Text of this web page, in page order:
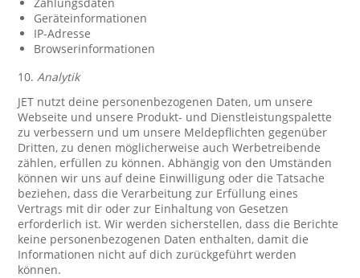
Geräteinformationen
IP-Adresse
Browserinformationen
10.Analytik
JET nutzt deine personenbezogenen Daten, um unsere
Webseite und unsere Produkt- und Dienstleistungspalette
zu verbessern und um unsere Meldepflichten gegenüber
Dritten, zu denen möglicherweise auch Werbetreibende
zählen, erfüllen zu können. Abhängig von den Umständen
können wir uns auf deine Einwilligung oder die Tatsache
beziehen, dass die Verarbeitung zur Erfüllung eines
Vertrags mit dir oder zur Einhaltung von Gesetzen
erforderlich ist. Wir werden sicherstellen, dass die Berichte
keine personenbezogenen Daten enthalten, damit die
Informationen nicht auf dich zurückgeführt werden
können.